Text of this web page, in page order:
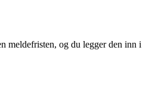
meldefristen, og du legger den inn i